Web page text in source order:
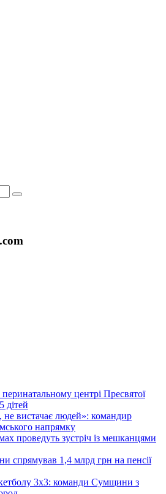
центрі Пресвятої
дітей
не вистачає людей»: командир
напрямку
проведуть зустріч із мешканцями
спрямував 1,4 млрд грн на пенсії
3х3: команди Сумщини з